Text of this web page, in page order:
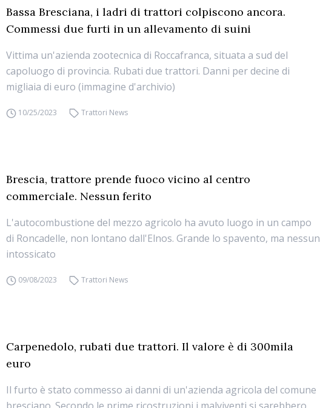
Bassa Bresciana, i ladri di trattori colpiscono ancora.
Commessi due furti in un allevamento di suini
Vittima un'azienda zootecnica di Roccafranca, situata a sud del
capoluogo di provincia. Rubati due trattori. Danni per decine di
migliaia di euro (immagine d'archivio)
10/25/2023 Trattori News
Brescia, trattore prende fuoco vicino al centro
commerciale. Nessun ferito
L'autocombustione del mezzo agricolo ha avuto luogo in un campo
di Roncadelle, non lontano dall'Elnos. Grande lo spavento, ma nessun
intossicato
09/08/2023 Trattori News
Carpenedolo, rubati due trattori. Il valore è di 300mila
euro
Il furto è stato commesso ai danni di un'azienda agricola del comune